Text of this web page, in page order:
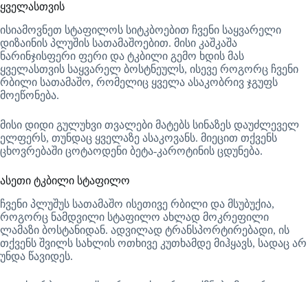
ყველასთვის
ისიამოვნეთ სტაფილოს სიტკბოებით ჩვენი საყვარელი
დიზაინის პლუშის სათამაშოებით. მისი კაშკაშა
ნარინჯისფერი ფერი და ტკბილი გემო ხდის მას
ყველასთვის საყვარელ ბოსტნეულს, ისევე როგორც ჩვენი
რბილი სათამაშო, რომელიც ყველა ასაკობრივ ჯგუფს
მოეწონება.
მისი დიდი გულუხვი თვალები მატებს სინაზეს დაუძლეველ
ელფერს, თუნდაც ყველაზე ასაკოვანს. მიეცით თქვენს
ცხოვრებაში ცოტაოდენი ბეტა-კაროტინის ცდუნება.
ასეთი ტკბილი სტაფილო
ჩვენი პლუშუს სათამაშო ისეთივე რბილი და მსუბუქია,
როგორც ნამდვილი სტაფილო ახლად მოკრეფილი
ლამაზი ბოსტანიდან. ადვილად ტრანსპორტირებადი, ის
თქვენს შვილს სახლის ოთხივე კუთხამდე მიჰყავს, სადაც არ
უნდა წავიდეს.